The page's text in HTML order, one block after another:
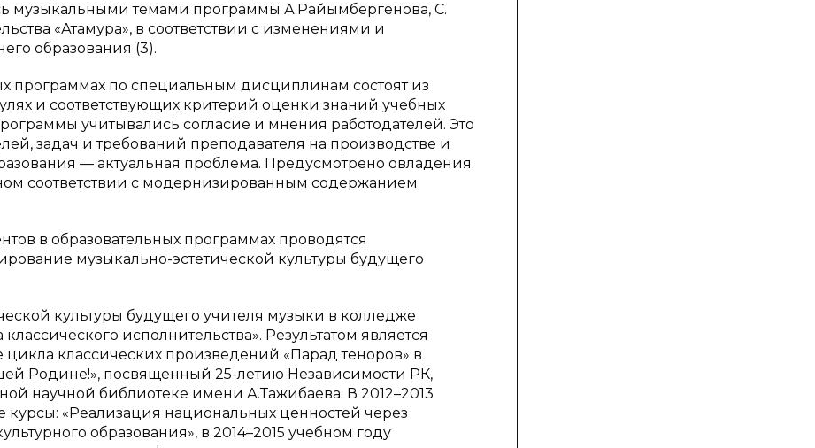
музыкальными темами программы А.Райымбергенова, С.
«Атамура», в соответствии с изменениями и
образования (3).
программах по специальным дисциплинам состоят из
и соответствующих критерий оценки знаний учебных
учитывались согласие и мнения работодателей. Это
задач и требований преподавателя на производстве и
— актуальная проблема. Предусмотрено овладения
соответствии с модернизированным содержанием
в образовательных программах проводятся
музыкально-эстетической культуры будущего
культуры будущего учителя музыки в колледже
исполнительства». Результатом является
классических произведений «Парад теноров» в
Родине!», посвященный 25-летию Независимости РК,
научной библиотеке имени А.Тажибаева. В 2012–2013
«Реализация национальных ценностей через
образования», в 2014–2015 учебном году